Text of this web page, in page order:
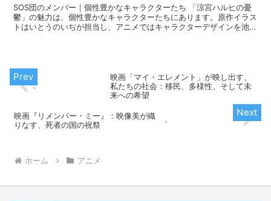
SOS団のメンバー｜個性豊かなキャラクターたち 「涼宮ハルヒの憂
鬱」の魅力は、個性豊かなキャラクターたちにあります。原作イラス
トはいとうのいぢが担当し、アニメではキャラクターデザインを池田
映画「マイ・エレメント」が映し出す、
私たちの社会：移民、多様性、そして未
来への希望
映画『リメンバー・ミー』：映像美が織
りなす、死者の国の祝祭
ホーム アニメ